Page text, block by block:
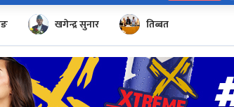
खगेन्द्र सुनार तिब्बत